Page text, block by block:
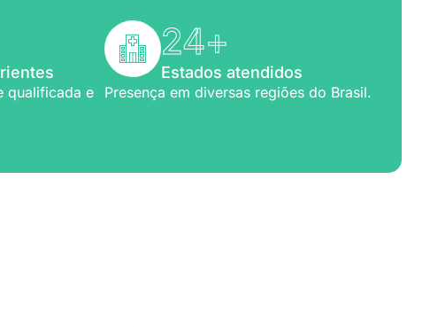
qualificada e
24+
Estados atendidos
Presença em diversas regiões do Brasil.